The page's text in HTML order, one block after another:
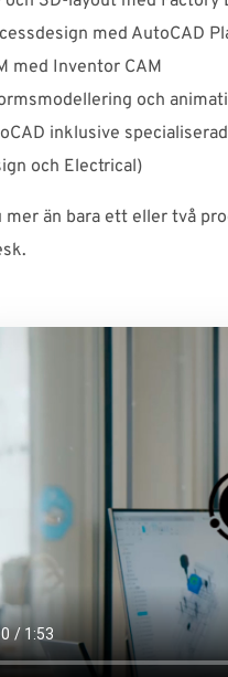
med AutoCAD
med Inventor CAM
och
inklusive
och Electrical)
mer än bara ett eller två